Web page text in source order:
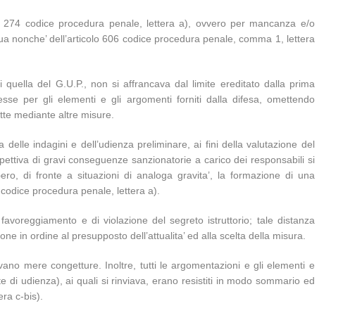
codice procedura penale, lettera a), ovvero per mancanza e/o
nonche’ dell’articolo 606 codice procedura penale, comma 1, lettera
quella del G.U.P., non si affrancava dal limite ereditato dalla prima
per gli elementi e gli argomenti forniti dalla difesa, omettendo
mediante altre misure.
delle indagini e dell’udienza preliminare, ai fini della valutazione del
di gravi conseguenze sanzionatorie a carico dei responsabili si
di fronte a situazioni di analoga gravita’, la formazione di una
procedura penale, lettera a).
e di violazione del segreto istruttorio; tale distanza
in ordine al presupposto dell’attualita’ ed alla scelta della misura.
mere congetture. Inoltre, tutti le argomentazioni e gli elementi e
udienza), ai quali si rinviava, erano resistiti in modo sommario ed
c-bis).